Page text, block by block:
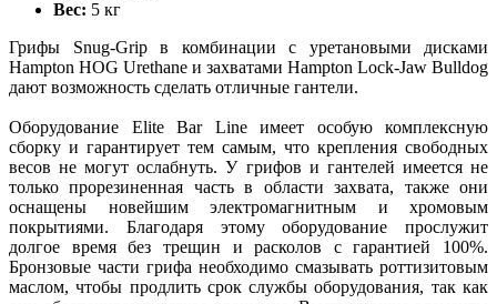
Вес: 5 кг
Грифы Snug-Grip в комбинации с уретановыми дисками
Hampton HOG Urethane и захватами Hampton Lock-Jaw Bulldog
дают возможность сделать отличные гантели.
Оборудование Elite Bar Line имеет особую комплексную
сборку и гарантирует тем самым, что крепления свободных
весов не могут ослабнуть. У грифов и гантелей имеется не
только прорезиненная часть в области захвата, также они
оснащены новейшим электромагнитным и хромовым
покрытиями. Благодаря этому оборудование прослужит
долгое время без трещин и расколов с гарантией 100%.
Бронзовые части грифа необходимо смазывать роттизитовым
маслом, чтобы продлить срок службы оборудования, так как